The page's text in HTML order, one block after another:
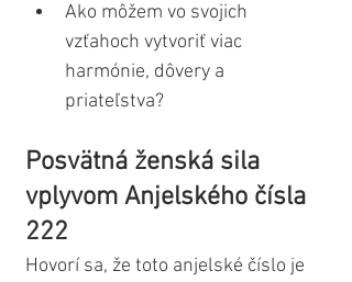
Ako môžem vo svojich
vzťahoch vytvoriť viac
harmónie, dôvery a
priateľstva?
Posvätná ženská sila
vplyvom Anjelského čísla
222
Hovorí sa, že toto anjelské číslo je